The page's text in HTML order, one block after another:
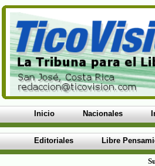
Inicio Nacionales
Editoriales Libre